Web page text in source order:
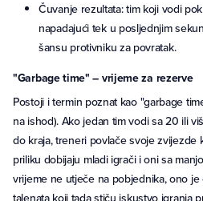
Čuvanje rezultata: tim koji vodi
napadajući tek u posljednjim
šansu protivniku za povratak.
"Garbage time" – vrijeme za rezerve
Postoji i termin poznat kao "garbage
na ishod). Ako jedan tim vodi sa 20 ili
do kraja, treneri povlače svoje zvijezde
priliku dobijaju mladi igrači i oni sa
vrijeme ne utječe na pobjednika, ono